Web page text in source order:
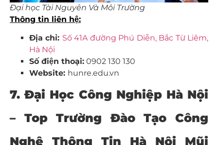
Đại học Tài Nguyên Và Môi Trường
Thông tin liên hệ:
Địa chỉ: Số 41A đường Phú Diễn, Bắc Từ Liêm,
Hà Nội
Số điện thoại: 0902 130 130
Website: hunre.edu.vn
7. Đại Học Công Nghiệp Hà Nội
– Top Trường Đào Tạo Công
Nghệ Thông Tin Hà Nội Mũi